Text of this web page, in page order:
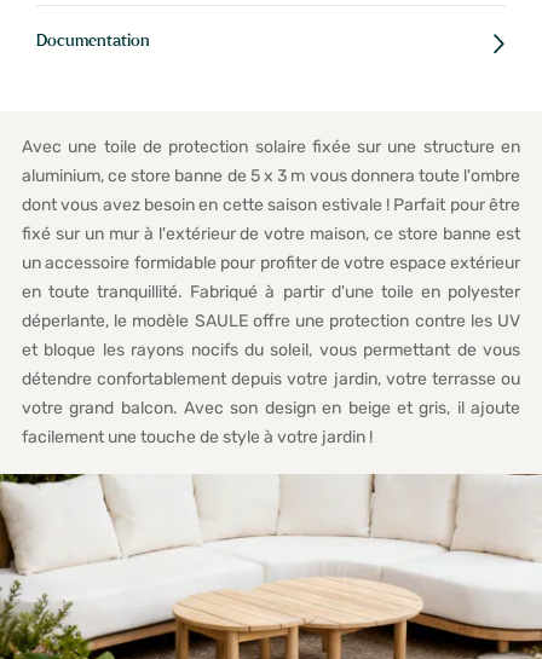
Documentation
Avec une toile de protection solaire fixée sur une structure en
aluminium, ce store banne de 5 x 3 m vous donnera toute l'ombre
dont vous avez besoin en cette saison estivale ! Parfait pour être
fixé sur un mur à l'extérieur de votre maison, ce store banne est
un accessoire formidable pour profiter de votre espace extérieur
en toute tranquillité. Fabriqué à partir d'une toile en polyester
déperlante, le modèle SAULE offre une protection contre les UV
et bloque les rayons nocifs du soleil, vous permettant de vous
détendre confortablement depuis votre jardin, votre terrasse ou
votre grand balcon. Avec son design en beige et gris, il ajoute
facilement une touche de style à votre jardin !